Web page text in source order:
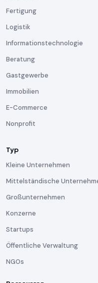
Fertigung
Logistik
Informationstechnologie
Beratung
Gastgewerbe
Immobilien
E-Commerce
Nonprofit
Typ
Kleine Unternehmen
Mittelständische
Großunternehmen
Konzerne
Startups
Öffentliche Verwaltung
NGOs